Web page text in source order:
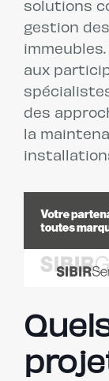
solutions
gestion
aux
des
la